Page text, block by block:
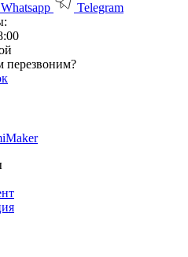
Whatsapp
Telegram
перезвоним?